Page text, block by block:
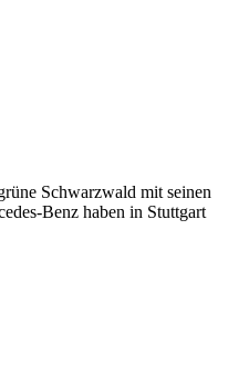
Schwarzwald mit seinen
Benz haben in Stuttgart